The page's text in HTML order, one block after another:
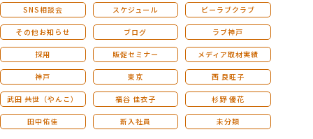
SNS相談会 スケジュール ビーラブクラブ
その他お知らせ ブログ ラブ神戸
採用 販促セミナー メディア取材実績
神戸 東京 西 良旺子
武田 共世（やんこ） 福谷 佳衣子 杉野 優花
田中佑佳 新入社員 未分類